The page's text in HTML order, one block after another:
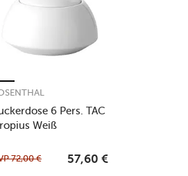
6 Pers. TAC
Weiß
72,00 € 57,60 €